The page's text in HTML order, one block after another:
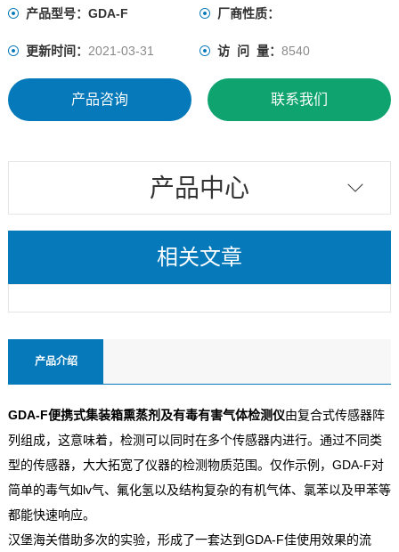
响应。
产品型号：GDA-F 厂商性质：
更新时间： 2021-03-31 访 问 量： 8540
产品咨询 联系我们
产品中心
相关文章
产品介绍
GDA-F便携式集装箱熏蒸剂及有毒有害气体检测仪由复合式传感器阵
列组成，这意味着，检测可以同时在多个传感器内进行。通过不同类
型的传感器，大大拓宽了仪器的检测物质范围。仅作示例，GDA-F对
简单的毒气如lv气、氟化氢以及结构复杂的有机气体、氯苯以及甲苯等
都能快速响应。
汉堡海关借助多次的实验，形成了一套达到GDA-F佳使用效果的流